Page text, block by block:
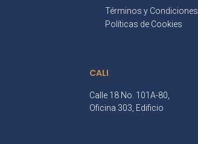
Términos y Condiciones
Políticas de Cookies
CALI
Calle 18 No. 101A-80,
Oficina 303, Edificio